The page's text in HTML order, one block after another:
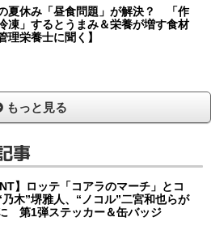
夏休み「昼食問題」が解決？ 「作
凍」するとうまみ＆栄養が増す食材
理栄養士に聞く】
もっと見る
事
】ロッテ「コアラのマーチ」とコ
木”堺雅人、“ノコル”二宮和也らが
第1弾ステッカー＆缶バッジ